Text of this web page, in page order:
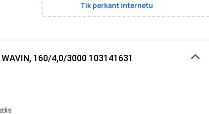
Tik perkant internetu
160/4,0/3000 103141631